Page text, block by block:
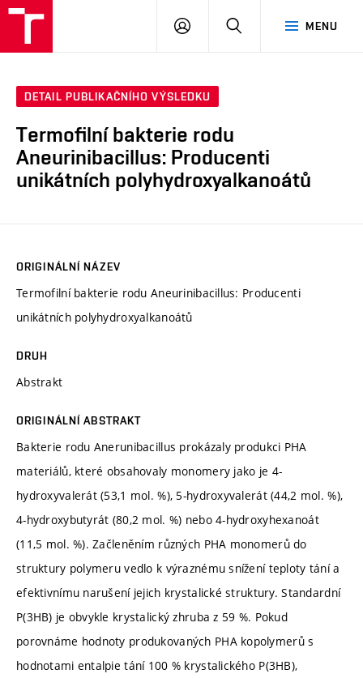
MENU
PŘIHLÁSIT
DETAIL PUBLIKAČNÍHO VÝSLEDKU
Termofilní bakterie rodu
Aneurinibacillus: Producenti
unikátních polyhydroxyalkanoátů
ORIGINÁLNÍ NÁZEV
Termofilní bakterie rodu Aneurinibacillus: Producenti
unikátních polyhydroxyalkanoátů
DRUH
Abstrakt
ORIGINÁLNÍ ABSTRAKT
Bakterie rodu Anerunibacillus prokázaly produkci PHA
materiálů, které obsahovaly monomery jako je 4-
hydroxyvalerát (53,1 mol. %), 5-hydroxyvalerát (44,2 mol. %),
4-hydroxybutyrát (80,2 mol. %) nebo 4-hydroxyhexanoát
(11,5 mol. %). Začleněním různých PHA monomerů do
struktury polymeru vedlo k výraznému snížení teploty tání a
efektivnímu narušení jejich krystalické struktury. Standardní
P(3HB) je obvykle krystalický zhruba z 59 %. Pokud
porovnáme hodnoty produkovaných PHA kopolymerů s
hodnotami entalpie tání 100 % krystalického P(3HB),